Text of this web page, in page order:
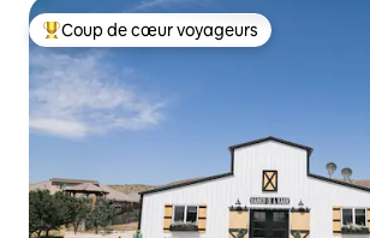
Coups de cœur voyageurs les plus
Coup de cœur voyageurs